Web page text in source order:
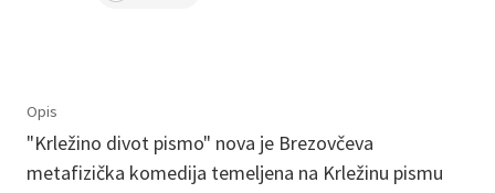
Opis
"Krležino divot pismo" nova je Brezovčeva
metafizička komedija temeljena na Krležinu pismu